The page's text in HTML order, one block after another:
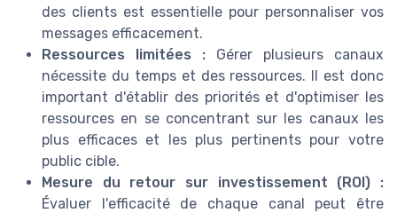
des clients est essentielle pour personnaliser vos
messages efficacement.
Ressources limitées : Gérer plusieurs canaux
nécessite du temps et des ressources. Il est donc
important d'établir des priorités et d'optimiser les
ressources en se concentrant sur les canaux les
plus efficaces et les plus pertinents pour votre
public cible.
Mesure du retour sur investissement (ROI) :
Évaluer l'efficacité de chaque canal peut être